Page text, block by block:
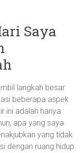
Saya
langkah besar
beberapa aspek
ini adalah hanya
apa yang saya
yang tidak
dengan ruang hidup